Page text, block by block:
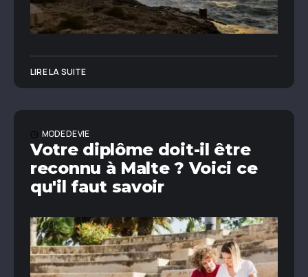
LIRE LA SUITE
MODE DE VIE
Votre diplôme doit-il être
reconnu à Malte ? Voici ce
qu'il faut savoir